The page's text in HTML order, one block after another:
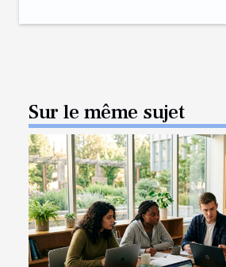
Sur le même sujet